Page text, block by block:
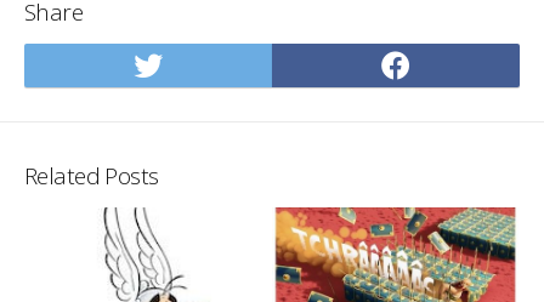
Share
Share
on
on
Related Posts